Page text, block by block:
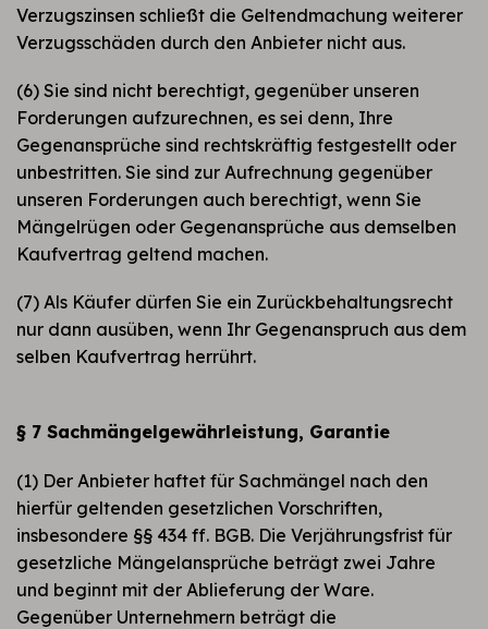
Verzugszinsen schließt die Geltendmachung weiterer
Verzugsschäden durch den Anbieter nicht aus.
(6) Sie sind nicht berechtigt, gegenüber unseren
Forderungen aufzurechnen, es sei denn, Ihre
Gegenansprüche sind rechtskräftig festgestellt oder
unbestritten. Sie sind zur Aufrechnung gegenüber
unseren Forderungen auch berechtigt, wenn Sie
Mängelrügen oder Gegenansprüche aus demselben
Kaufvertrag geltend machen.
(7) Als Käufer dürfen Sie ein Zurückbehaltungsrecht
nur dann ausüben, wenn Ihr Gegenanspruch aus dem
selben Kaufvertrag herrührt.
§ 7 Sachmängelgewährleistung, Garantie
(1) Der Anbieter haftet für Sachmängel nach den
hierfür geltenden gesetzlichen Vorschriften,
insbesondere §§ 434 ff. BGB. Die Verjährungsfrist für
gesetzliche Mängelansprüche beträgt zwei Jahre
und beginnt mit der Ablieferung der Ware.
Gegenüber Unternehmern beträgt die